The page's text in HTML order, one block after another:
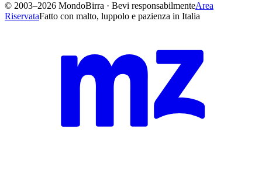
© 2003–2026 MondoBirra · Bevi responsabilmenteArea
RiservataFatto con malto, luppolo e pazienza in Italia